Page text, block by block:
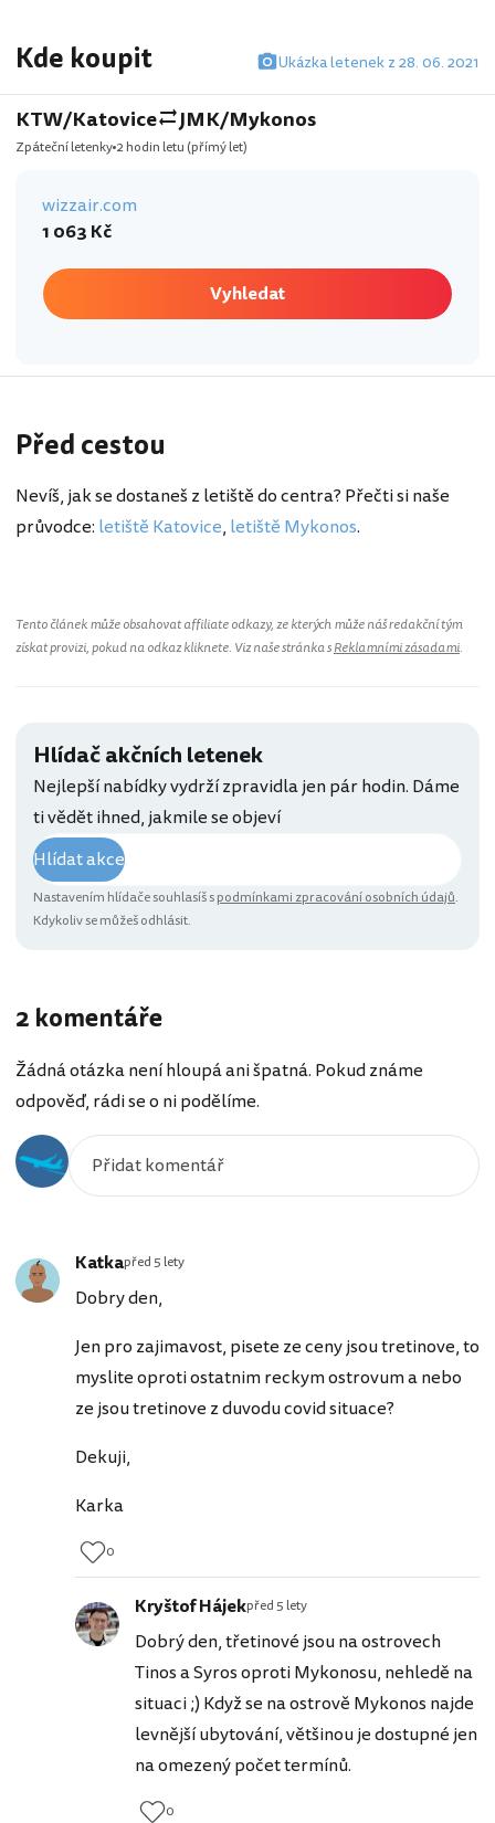
Kde koupit Ukázka letenek z 28. 06. 2021
KTW/Katovice JMK/Mykonos
Zpáteční letenky 2 hodin letu (přímý let)
wizzair.com
1 063 Kč
Vyhledat
Před cestou
Nevíš, jak se dostaneš z letiště do centra? Přečti si naše
průvodce: letiště Katovice, letiště Mykonos.
Tento článek může obsahovat affiliate odkazy, ze kterých může náš redakční tým
získat provizi, pokud na odkaz kliknete. Viz naše stránka sReklamními zásadami.
Hlídač akčních letenek
Nejlepší nabídky vydrží zpravidla jen pár hodin. Dáme
ti vědět ihned, jakmile se objeví
Hlídat akce
Nastavením hlídače souhlasíš spodmínkami zpracování osobních údajů.
Kdykoliv se můžeš odhlásit.
2 komentáře
Žádná otázka není hloupá ani špatná. Pokud známe
odpověď, rádi se o ni podělíme.
Katkapřed 5 lety
Dobry den,
Jen pro zajimavost, pisete ze ceny jsou tretinove, to
myslite oproti ostatnim reckym ostrovum a nebo
ze jsou tretinove z duvodu covid situace?
Dekuji,
Karka
0
Kryštof Hájekpřed 5 lety
Dobrý den, třetinové jsou na ostrovech
Tinos a Syros oproti Mykonosu, nehledě na
situaci ;) Když se na ostrově Mykonos najde
levnější ubytování, většinou je dostupné jen
na omezený počet termínů.
0